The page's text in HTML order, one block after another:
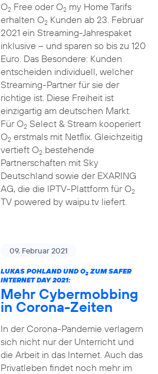
O2Free oder O2my Home Tarifs
erhalten O2Kunden ab 23. Februar
2021 ein Streaming-Jahrespaket
inklusive – und sparen so bis zu 120
Euro. Das Besondere: Kunden
entscheiden individuell, welcher
Streaming-Partner für sie der
richtige ist. Diese Freiheit ist
einzigartig am deutschen Markt.
Für O2Select & Stream kooperiert
O2erstmals mit Netflix. Gleichzeitig
vertieft O2bestehende
Partnerschaften mit Sky
Deutschland sowie der EXARING
AG, die die IPTV-Plattform für O2
TV powered by waipu.tv liefert.
09. Februar 2021
LUKAS POHLAND UND O2ZUM SAFER
INTERNET DAY 2021:
Mehr Cybermobbing
in Corona-Zeiten
In der Corona-Pandemie verlagern
sich nicht nur der Unterricht und
die Arbeit in das Internet. Auch das
Privatleben findet noch mehr im